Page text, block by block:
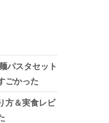
パスタセット
ごかった
方＆実食レビ